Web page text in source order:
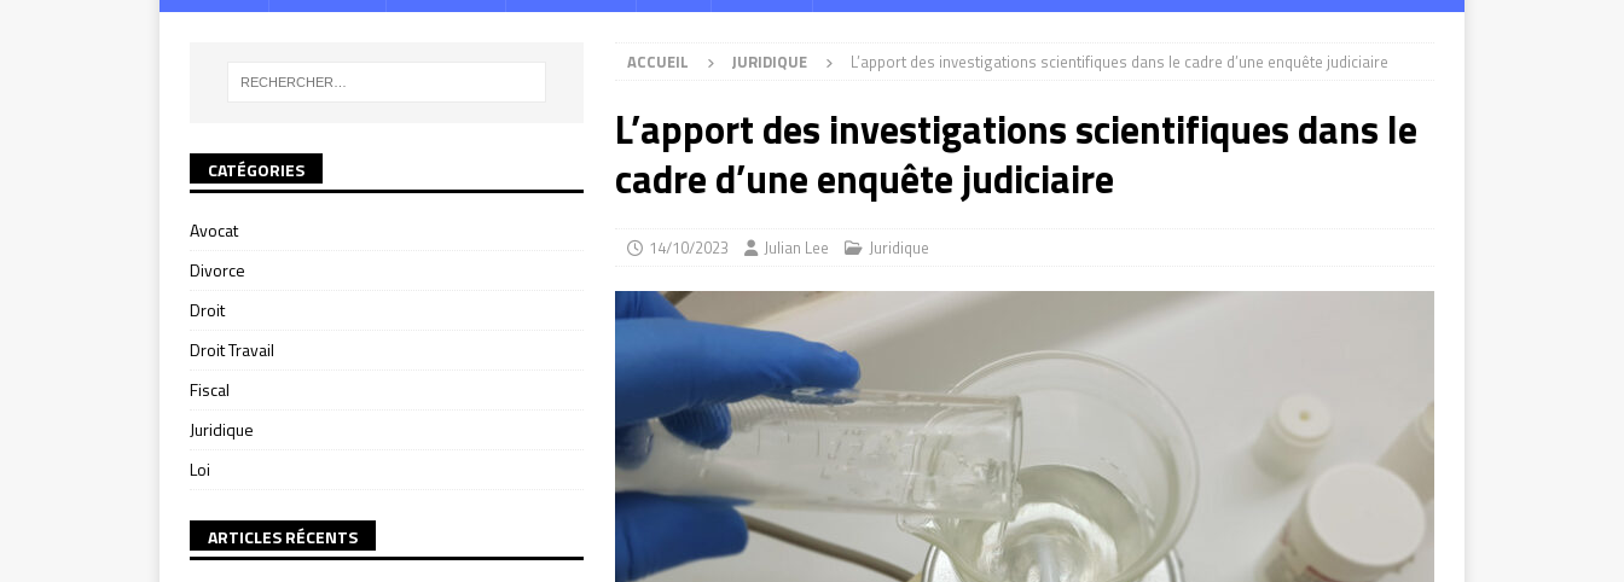
ACCUEIL JURIDIQUE L’apport des investigations scientifiques dans le cadre d’une enquête judiciaire
L’apport des investigations scientifiques dans le
cadre d’une enquête judiciaire
14/10/2023 Julian Lee Juridique
CATÉGORIES
Avocat
Divorce
Droit
Droit Travail
Fiscal
Juridique
Loi
ARTICLES RÉCENTS